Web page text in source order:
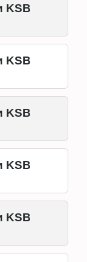
KSB
KSB
KSB
KSB
KSB